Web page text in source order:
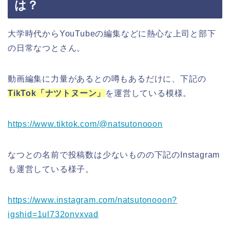
は？
大学時代からYouTubeの編集などに熱心な上司と部下
の日常なつとさん。
動画編集に力量があるとの噂もあるだけに、下記の
TikTok「ナツトヌーン」
を運営している模様。
https://www.tiktok.com/@natsutonooon
なつとの名前で投稿数は少ないものの下記のInstagram
も運営している様子。
https://www.instagram.com/natsutonooon?
igshid=1ul732onvxvad